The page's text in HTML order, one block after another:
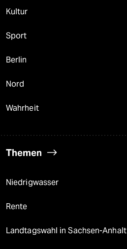
Kultur
Sport
Berlin
Nord
Wahrheit
Themen
Niedrigwasser
Rente
Landtagswahl in Sachsen-Anhalt